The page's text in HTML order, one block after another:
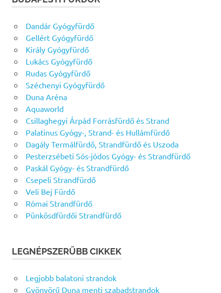
Dandár Gyógyfürdő
Gellért Gyógyfürdő
Király Gyógyfürdő
Lukács Gyógyfürdő
Rudas Gyógyfürdő
Széchenyi Gyógyfürdő
Duna Aréna
Aquaworld
Csillaghegyi Árpád Forrásfürdő és Strand
Palatinus Gyógy-, Strand- és Hullámfürdő
Dagály Termálfürdő, Strandfürdő és Uszoda
Pesterzsébeti Sós-jódos Gyógy- és Strandfürdő
Paskál Gyógy- és Strandfürdő
Csepeli Strandfürdő
Veli Bej Fürdő
Római Strandfürdő
Pünkösdfürdői Strandfürdő
LEGNÉPSZERŰBB CIKKEK
Legjobb balatoni strandok
Gyönyörű Duna menti szabadstrandok